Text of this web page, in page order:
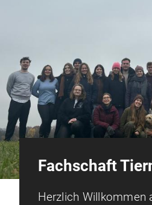
Fachschaft
Herzlich Willkommen